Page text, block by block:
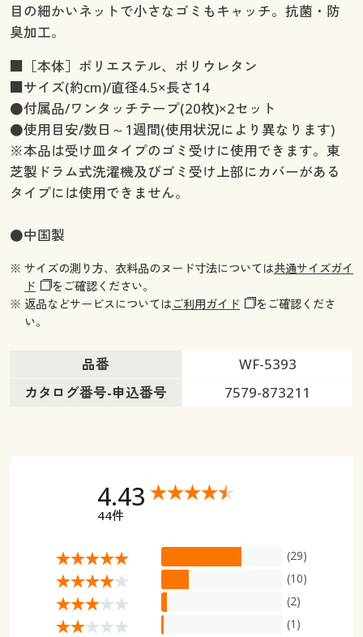
目の細かいネットで小さなゴミもキャッチ。抗菌・防
臭加工。
■［本体］ポリエステル、ポリウレタン
■サイズ(約cm)/直径4.5×長さ14
●付属品/ワンタッチテープ(20枚)×2セット
●使用目安/数日～1週間(使用状況により異なります)
※本品は受け皿タイプのゴミ受けに使用できます。東
芝製ドラム式洗濯機及びゴミ受け上部にカバーがある
タイプには使用できません。
●中国製
※ サイズの測り方、衣料品のヌード寸法については共通サイズガイ
ド
をご確認ください。
※ 返品などサービスについてはご利用ガイド
をご確認くださ
い。
品番
WF-5393
カタログ番号-申込番号
7579-873211
4.43
44件
(29)
(10)
(2)
(1)